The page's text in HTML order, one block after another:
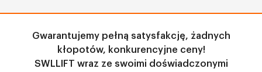
Gwarantujemy pełną satysfakcję, żadnych
kłopotów, konkurencyjne ceny!
SWLLIFT wraz ze swoimi doświadczonymi